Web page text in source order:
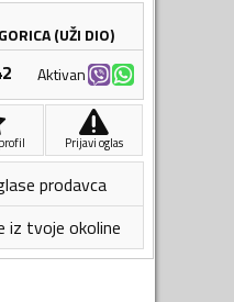
(UŽI DIO)
Aktivan
Prijavi oglas
prodavca
iz tvoje okoline